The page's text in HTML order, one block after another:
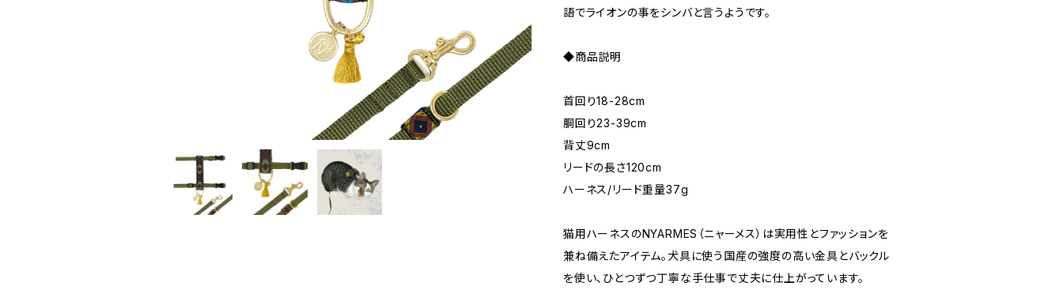
語でライオンの事をシンバと言うようです。
◆商品説明
首回り18-28cm
胴回り23-39cm
背丈9cm
リードの長さ120cm
ハーネス/リード重量37g
​猫用ハーネスのNYARMES（ニャーメス）は実用性とファッションを
兼ね備えたアイテム。犬具に使う国産の強度の高い金具とバックル
を使い、ひとつずつ丁寧な手仕事で丈夫に仕上がっています。